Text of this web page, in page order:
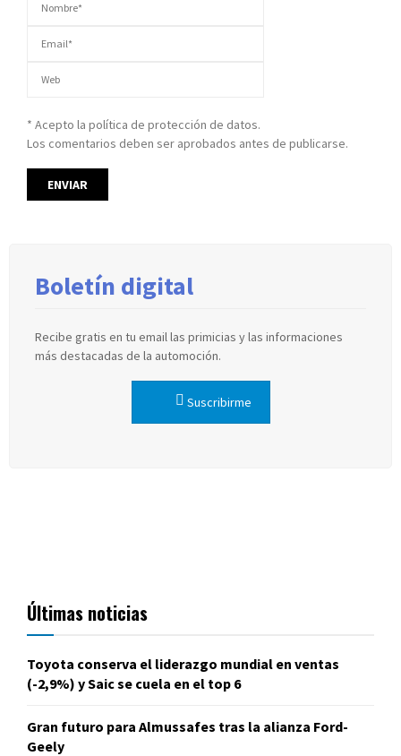
* Acepto la política de protección de datos.
Los comentarios deben ser aprobados antes de publicarse.
Boletín digital
Recibe gratis en tu email las primicias y las informaciones
más destacadas de la automoción.
Suscribirme
Últimas noticias
Toyota conserva el liderazgo mundial en ventas
(-2,9%) y Saic se cuela en el top 6
Gran futuro para Almussafes tras la alianza Ford-
Geely